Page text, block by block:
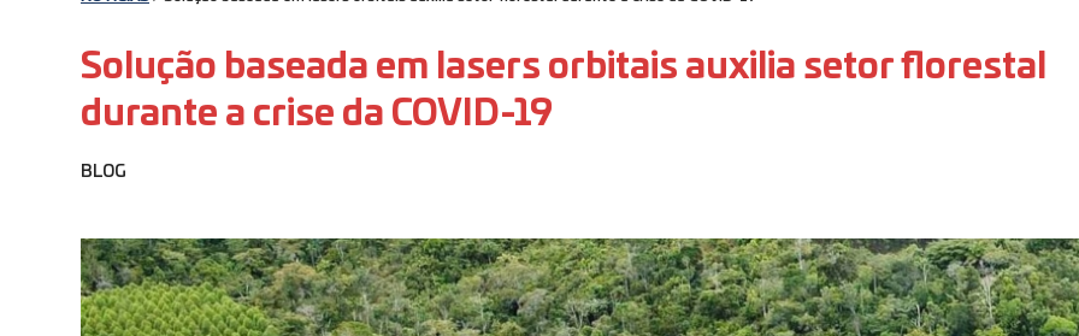
Solução baseada em lasers orbitais auxilia setor florestal
durante a crise da COVID-19
BLOG